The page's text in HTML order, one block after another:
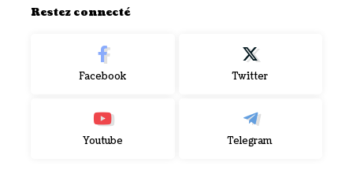
Restez connecté
Facebook Twitter
Youtube Telegram